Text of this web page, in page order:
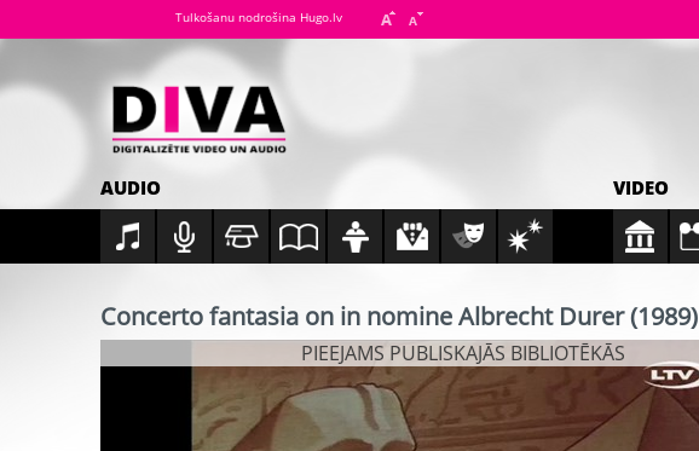
Tulkošanu nodrošina Hugo.lv
AUDIO VIDEO
Concerto fantasia on in nomine Albrecht Durer (1989)
PIEEJAMS PUBLISKAJĀS BIBLIOTĒKĀS